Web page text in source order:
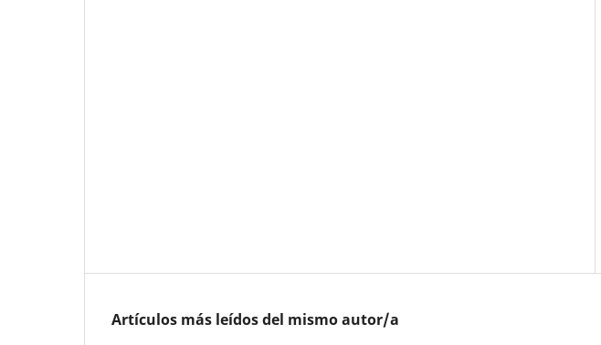
Artículos más leídos del mismo autor/a